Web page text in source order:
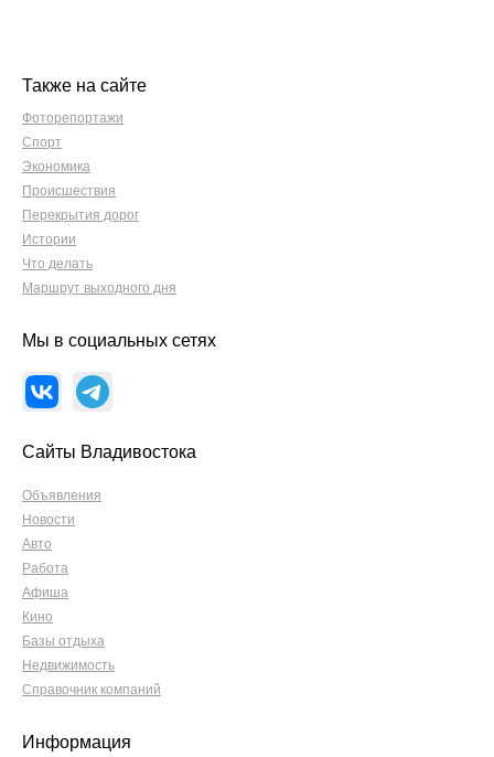
Также на сайте
Фоторепортажи
Спорт
Экономика
Происшествия
Перекрытия дорог
Истории
Что делать
Маршрут выходного дня
Мы в социальных сетях
Сайты Владивостока
Объявления
Новости
Авто
Работа
Афиша
Кино
Базы отдыха
Недвижимость
Справочник компаний
Информация